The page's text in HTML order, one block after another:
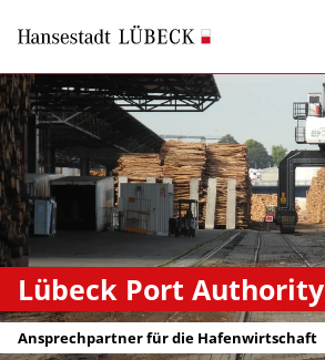
Lübeck Port Authority
Ansprechpartner für die Hafenwirtschaft